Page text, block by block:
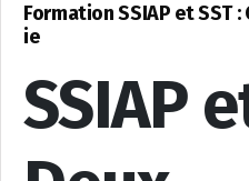
Formation SSIAP et SST
ie
SSIAP